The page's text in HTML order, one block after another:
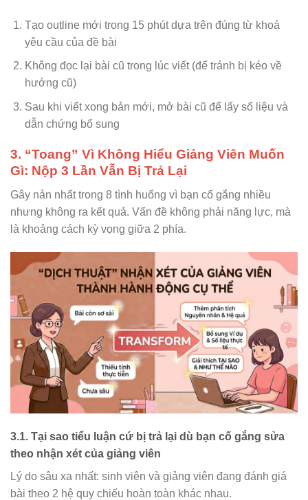
Tạo outline mới trong 15 phút dựa trên đúng từ khoá
yêu cầu của đề bài
Không đọc lại bài cũ trong lúc viết (để tránh bị kéo về
hướng cũ)
Sau khi viết xong bản mới, mở bài cũ để lấy số liệu và
dẫn chứng bổ sung
3. “Toang” Vì Không Hiểu Giảng Viên Muốn
Gì: Nộp 3 Lần Vẫn Bị Trả Lại
Gây nản nhất trong 8 tình huống vì bạn cố gắng nhiều
nhưng không ra kết quả. Vấn đề không phải năng lực, mà
là khoảng cách kỳ vọng giữa 2 phía.
3.1. Tại sao tiểu luận cứ bị trả lại dù bạn cố gắng sửa
theo nhận xét của giảng viên
Lý do sâu xa nhất: sinh viên và giảng viên đang đánh giá
bài theo 2 hệ quy chiếu hoàn toàn khác nhau.